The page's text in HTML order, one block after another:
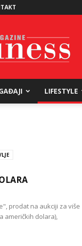
LIFESTYLE
prodat na aukciji za više
američkih dolara),